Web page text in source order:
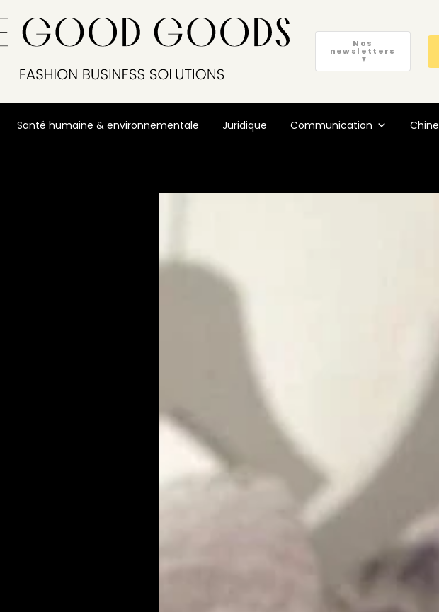
Nos
newsletters
▼
Santé humaine & environnementale Juridique Communication Chine